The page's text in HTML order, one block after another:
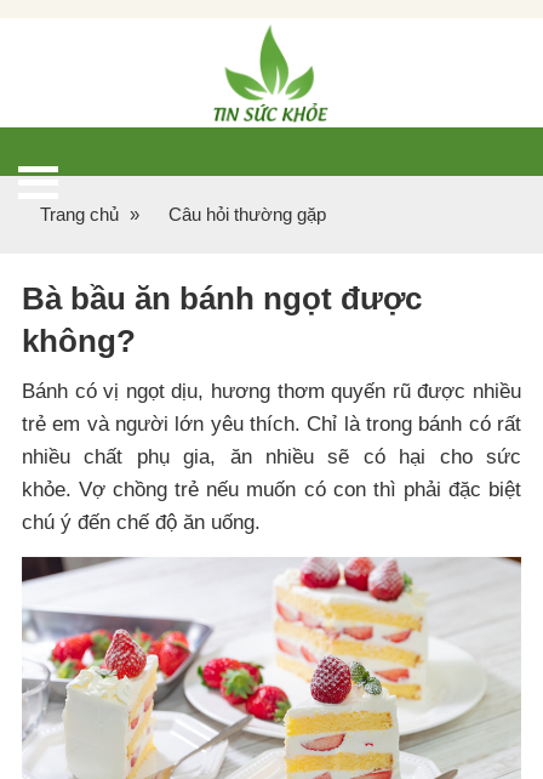
Trang chủ » Câu hỏi thường gặp
Bà bầu ăn bánh ngọt được
không?
Bánh có vị ngọt dịu, hương thơm quyến rũ được nhiều
trẻ em và người lớn yêu thích. Chỉ là trong bánh có rất
nhiều chất phụ gia, ăn nhiều sẽ có hại cho sức
khỏe. Vợ chồng trẻ nếu muốn có con thì phải đặc biệt
chú ý đến chế độ ăn uống.